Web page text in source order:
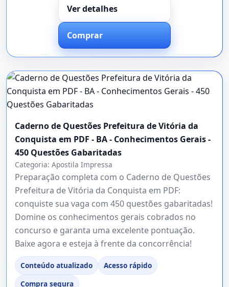
Ver detalhes
Comprar
Caderno de Questões Prefeitura de Vitória da
Conquista em PDF - BA - Conhecimentos Gerais -
450 Questões Gabaritadas
Categoria: Apostila Impressa
Preparação completa com o Caderno de Questões
Prefeitura de Vitória da Conquista em PDF:
conquiste sua vaga com 450 questões gabaritadas!
Domine os conhecimentos gerais cobrados no
concurso e garanta uma excelente pontuação.
Baixe agora e esteja à frente da concorrência!
Conteúdo atualizado
Acesso rápido
Compra segura